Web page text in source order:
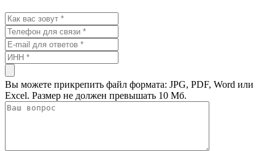
Вы можете прикрепить файл формата: JPG, PDF, Word или
Excel. Размер не должен превышать 10 Мб.